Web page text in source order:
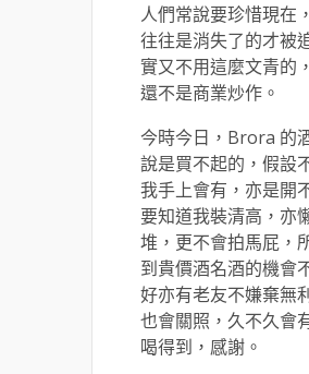
人們常說要珍惜現在
往往是消失了的才被
實又不用這麼文青的
還不是商業炒作。
今時今日，Brora 的
說是買不起的，假設
我手上會有，亦是開
要知道我裝清高，亦
堆，更不會拍馬屁，
到貴價酒名酒的機會
好亦有老友不嫌棄無
也會關照，久不久會
喝得到，感謝。